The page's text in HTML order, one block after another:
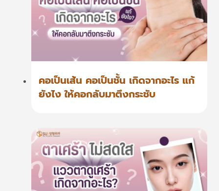
คอเป็นเส้น คอเป็นชั้น เกิดจากอะไร แก้
ยังไง ให้คอกลับมาตึงกระชับ